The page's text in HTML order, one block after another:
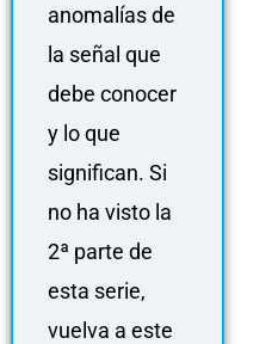
anomalías de
la señal que
debe conocer
y lo que
significan. Si
no ha visto la
2ª parte de
esta serie,
vuelva a este